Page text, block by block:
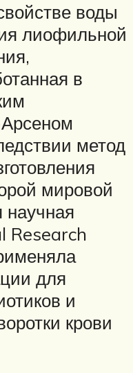
воды
лиофильной
в
метод
мировой
научная
Research
для
и
крови